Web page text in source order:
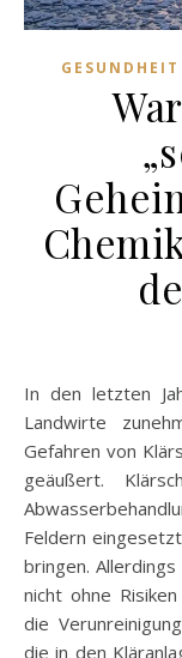
In den letzten Jahren haben sich Umweltaktivisten und
Landwirte
Gefahren von
geäußert.
Feldern
bringen.
nicht ohne
die
die in den